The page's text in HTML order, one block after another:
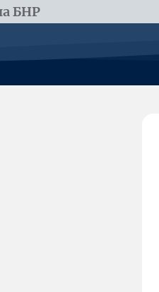
БНР